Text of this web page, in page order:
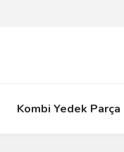
Kombi Yedek Parça